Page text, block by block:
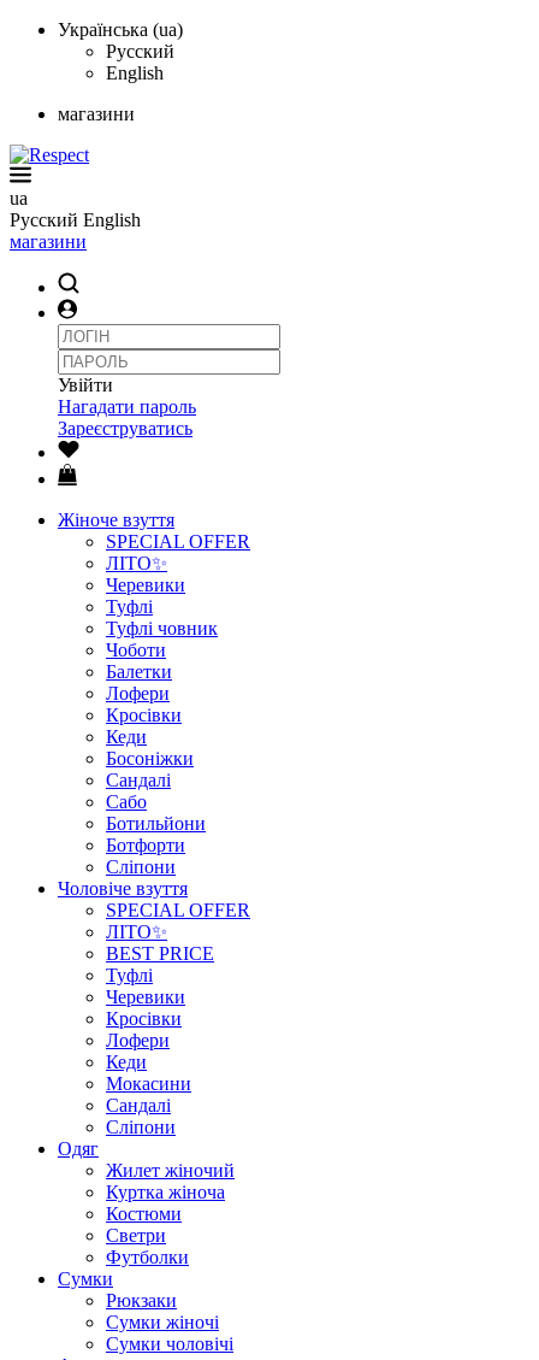
Українська (ua)
Русский
English
магазини
ua
Русский English
магазини
Увійти
Нагадати пароль
Зареєструватись
Жіноче взуття
SPECIAL OFFER
ЛІТО✨
Черевики
Туфлі
Туфлі човник
Чоботи
Балетки
Лофери
Кросівки
Кеди
Босоніжки
Сандалі
Сабо
Ботильйони
Ботфорти
Сліпони
Чоловіче взуття
SPECIAL OFFER
ЛІТО✨
BEST PRICE
Туфлі
Черевики
Кросівки
Лофери
Кеди
Мокасини
Сандалі
Сліпони
Одяг
Жилет жіночий
Куртка жіноча
Костюми
Светри
Футболки
Сумки
Рюкзаки
Сумки жіночі
Сумки чоловічі